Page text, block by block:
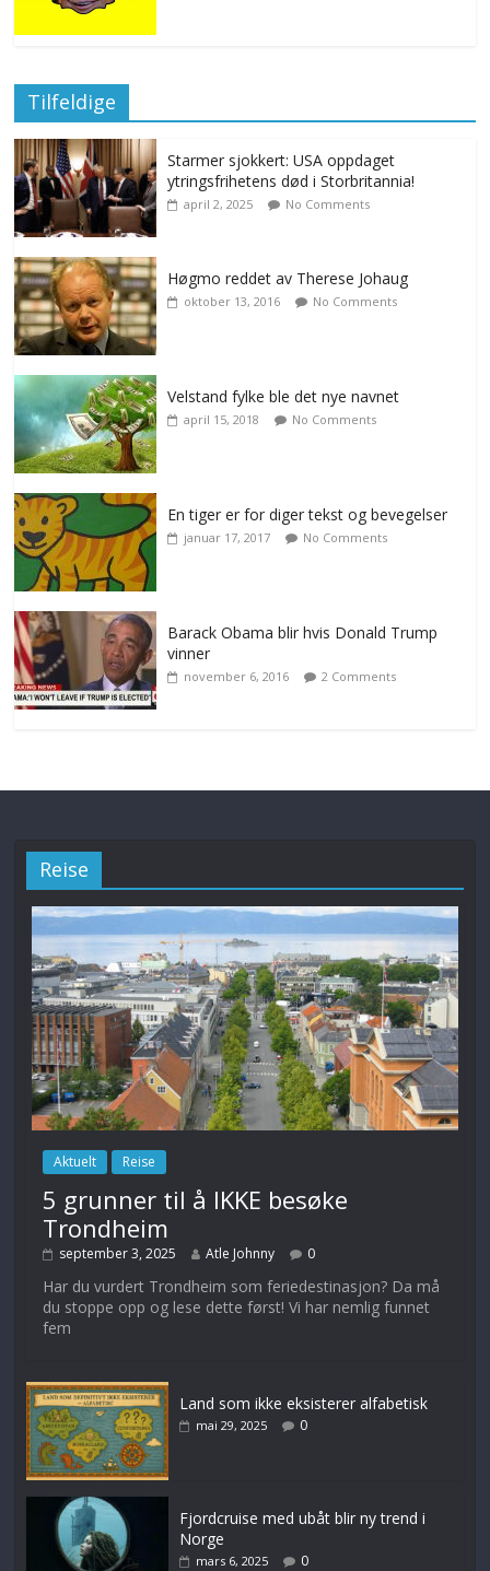
Tilfeldige
Starmer sjokkert: USA oppdaget
ytringsfrihetens død i Storbritannia!
april 2, 2025 No Comments
Høgmo reddet av Therese Johaug
oktober 13, 2016 No Comments
Velstand fylke ble det nye navnet
april 15, 2018 No Comments
En tiger er for diger tekst og bevegelser
januar 17, 2017 No Comments
Barack Obama blir hvis Donald Trump
vinner
november 6, 2016 2 Comments
Reise
Aktuelt Reise
5 grunner til å IKKE besøke
Trondheim
september 3, 2025 Atle Johnny 0
Har du vurdert Trondheim som feriedestinasjon? Da må
du stoppe opp og lese dette først! Vi har nemlig funnet
fem
Land som ikke eksisterer alfabetisk
mai 29, 2025 0
Fjordcruise med ubåt blir ny trend i
Norge
mars 6, 2025 0